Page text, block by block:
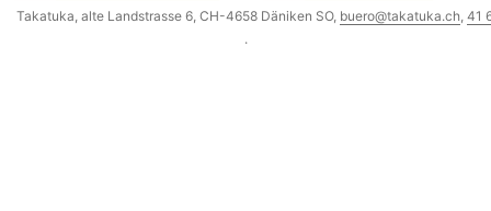
Takatuka, alte Landstrasse 6, CH-4658 Däniken SO, buero@takatuka.ch, 41
·